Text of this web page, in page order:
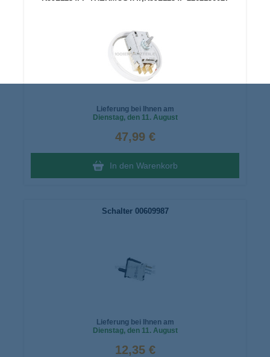
Lieferung bei Ihnen am
Dienstag, den 11. August
47,99 €
In den Warenkorb
Schalter 00609987
Lieferung bei Ihnen am
Dienstag, den 11. August
12,35 €